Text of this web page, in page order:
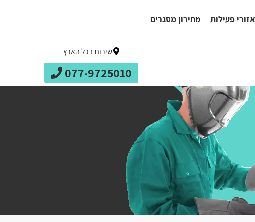
אזורי פעילות מחירון מסגרים
שירות בכל הארץ
077-9725010